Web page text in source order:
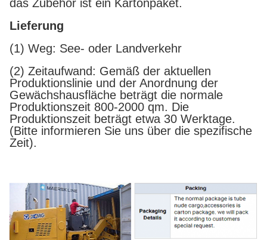
das Zubehör ist ein Kartonpaket.
Lieferung
(1) Weg: See- oder Landverkehr
(2) Zeitaufwand: Gemäß der aktuellen
Produktionslinie und der Anordnung der
Gewächshausfläche beträgt die normale
Produktionszeit 800-2000 qm. Die
Produktionszeit beträgt etwa 30 Werktage.
(Bitte informieren Sie uns über die spezifische
Zeit).